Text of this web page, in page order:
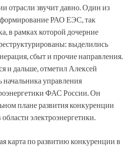
отрасли звучит давно. Один из
РАО ЕЭС, так
в рамках которой дочерние
выделились
сбыт и прочие направления.
и дальше, отметил Алексей
начальника управления
ФАС России. Он
плане развития конкуренции
электроэнергетики.
карта по развитию конкуренции в